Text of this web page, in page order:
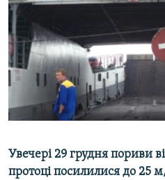
ВСЕ ЗА ДЕНЬ
СПЕЦПРОЕКТИ
ДЕПОРТАЦІЯ
ВІДЕОУРОКИ «ELIFBE»
СВІДЧЕННЯ ОКУПАЦІЇ
ІНФОГРАФІКА
ЯК ОБІЙТИ БЛОКУВАННЯ
Русский
Qırımtatar
ДОЛУЧАЙСЯ!
Увечері 29 грудня пориви
протоці посилилися до 25